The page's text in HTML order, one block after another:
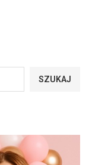
SZUKAJ